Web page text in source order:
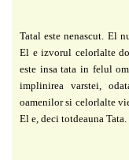
Tatal este nenascut. El
El e izvorul celorlalte
este insa tata in felul
implinirea varstei,
oamenilor si celorlalte
El e, deci totdeauna Tata.